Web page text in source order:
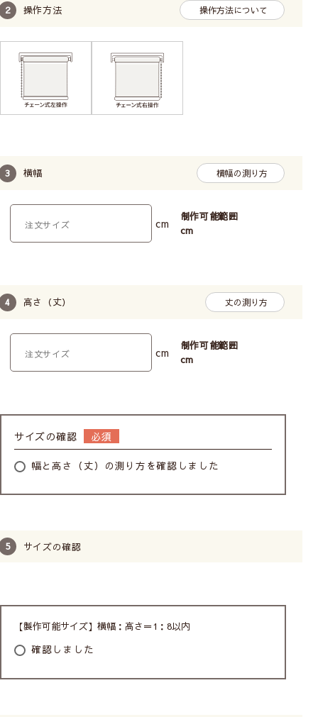
◆ ロールスクリーンについて ◆
ロールスクリーン2つの安心
立川機工のロールスクリ
生地の破損や汚損は対象
操作方法 操作方法について
横幅 横幅の測り方
cm
制作可能範囲
cm
高さ（丈） 丈の測り方
cm
制作可能範囲
cm
サイズの確認
幅と高さ（丈）の測り方を確認しました
サイズの確認
【製作可能サイズ】横幅：高さ＝1：8以内
確認しました